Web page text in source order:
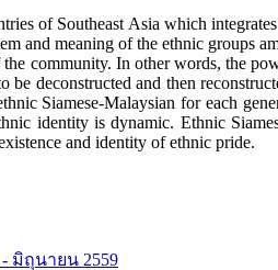
of Southeast Asia which
and meaning of the ethnic groups
community. In other words, the
be deconstructed and then
Siamese-Malaysian for each
identity is dynamic. Ethnic
and identity of ethnic pride.
- มิถุนายน 2559